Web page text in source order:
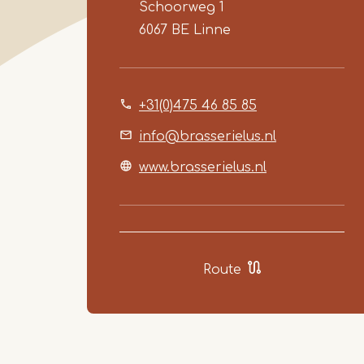
Schoorweg 1
6067 BE Linne
+31(0)475 46 85 85
info@brasserielus.nl
www.brasserielus.nl
Route